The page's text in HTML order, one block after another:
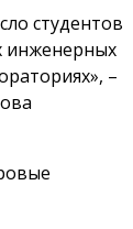
студентов
инженерных
–